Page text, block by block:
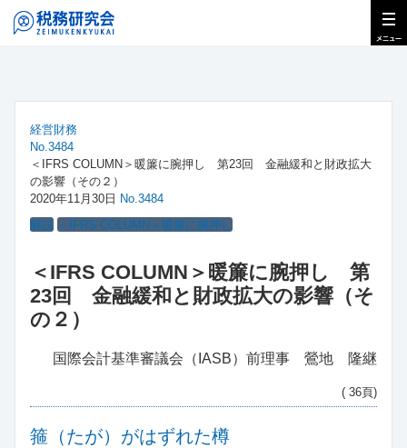
経営財務
No.3484
＜IFRS COLUMN＞暖簾に腕押し 第23回 金融緩和と財政拡大
の影響（その２）
2020年11月30日 No.3484
解説 ＜IFRS COLUMN＞暖簾に腕押し
＜IFRS COLUMN＞暖簾に腕押し 第
23回 金融緩和と財政拡大の影響（そ
の２）
国際会計基準審議会（IASB）前理事 鶯地 隆継
( 36頁)
箍（たが）がはずれた樽